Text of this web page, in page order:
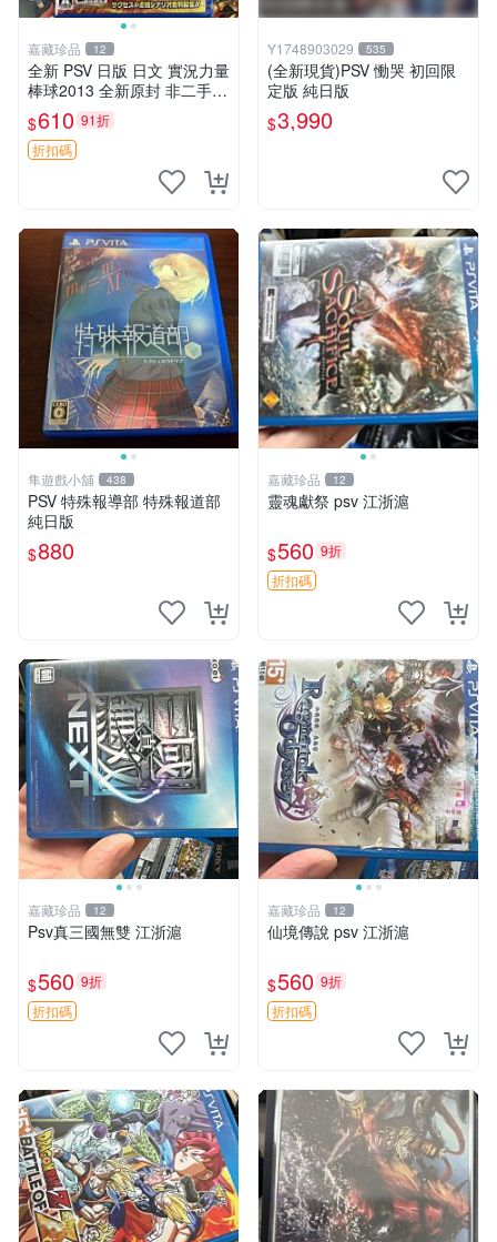
嘉藏珍品 12
全新 PSV 日版 日文 實況力量
棒球2013 全新原封 非二手封
裝
$610 91折
折扣碼
Y1748903029 535
(全新現貨)PSV 慟哭 初回限
定版 純日版
$3,990
隼遊戲小舖 438
PSV 特殊報導部 特殊報道部
純日版
$880
嘉藏珍品 12
靈魂獻祭 psv 江浙滬
$560 9折
折扣碼
嘉藏珍品 12
Psv真三國無雙 江浙滬
$560 9折
折扣碼
嘉藏珍品 12
仙境傳說 psv 江浙滬
$560 9折
折扣碼